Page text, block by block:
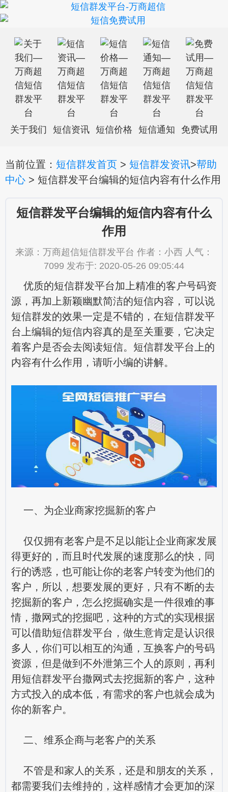
关于我们 短信资讯 短信价格 短信通知 免费试用
当前位置： 短信群发首页 > 短信群发资讯>帮助
中心 > 短信群发平台编辑的短信内容有什么作用
短信群发平台编辑的短信内容有什么
作用
来源：万商超信短信群发平台 作者：小西 人气：
7099 发布于: 2020-05-26 09:05:44
优质的短信群发平台加上精准的客户号码资
源，再加上新颖幽默简洁的短信内容，可以说
短信群发的效果一定是不错的，在短信群发平
台上编辑的短信内容真的是至关重要，它决定
着客户是否会去阅读短信。 短信群发平台 上的
内容有什么作用，请听小编的讲解。
一、为企业商家挖掘新的客户
仅仅拥有老客户是不足以能让企业商家发展
得更好的，而且时代发展的速度那么的快，同
行的诱惑，也可能让你的老客户转变为他们的
客户，所以，想要发展的更好，只有不断的去
挖掘新的客户，怎么挖掘确实是一件很难的事
情，撒网式的挖掘吧，这种的方式的实现根据
可以借助短信群发平台，做生意肯定是认识很
多人，你们可以相互的沟通，互换客户的号码
资源，但是做到不外泄第三个人的原则，再利
用短信群发平台撒网式去挖掘新的客户，这种
方式投入的成本低，有需求的客户也就会成为
你的新客户。
二、维系企商与老客户的关系
不管是和家人的关系，还是和朋友的关系，
都需要我们去维持的，这样感情才会更加的深